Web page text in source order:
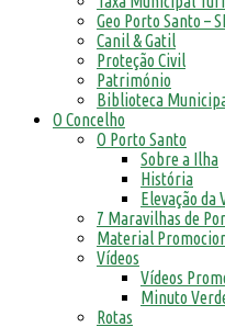
Geo Porto Santo –
Canil & Gatil
Proteção Civil
Património
Biblioteca
O Concelho
O Porto Santo
Sobre a Ilha
História
Elevação da
7 Maravilhas de
Material
Vídeos
Vídeos
Minuto
Rotas